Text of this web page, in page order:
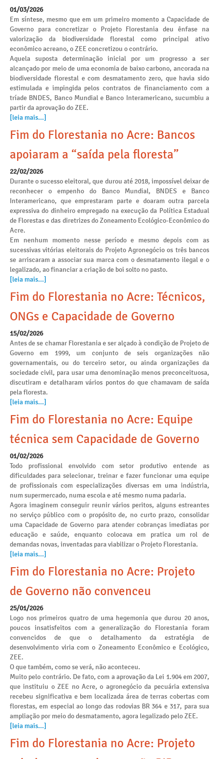
01/03/2026
Em síntese, mesmo que em um primeiro momento a Capacidade de
Governo para concretizar o Projeto Florestania deu ênfase na
valorização da biodiversidade florestal como principal ativo
econômico acreano, o ZEE concretizou o contrário.
Aquela suposta determinação inicial por um progresso a ser
alcançado por meio de uma economia de baixo carbono, ancorada na
biodiversidade florestal e com desmatamento zero, que havia sido
estimulada e impingida pelos contratos de financiamento com a
tríade BNDES, Banco Mundial e Banco Interamericano, sucumbiu a
partir da aprovação do ZEE.
[leia mais...]
Fim do Florestania no Acre: Bancos
apoiaram a “saída pela floresta”
22/02/2026
Durante o sucesso eleitoral, que durou até 2018, impossível deixar de
reconhecer o empenho do Banco Mundial, BNDES e Banco
Interamericano, que emprestaram parte e doaram outra parcela
expressiva do dinheiro empregado na execução da Política Estadual
de Florestas e das diretrizes do Zoneamento Ecológico-Econômico do
Acre.
Em nenhum momento nesse período e mesmo depois com as
sucessivas vitórias eleitorais do Projeto Agronegócio os três bancos
se arriscaram a associar sua marca com o desmatamento ilegal e o
legalizado, ao financiar a criação de boi solto no pasto.
[leia mais...]
Fim do Florestania no Acre: Técnicos,
ONGs e Capacidade de Governo
15/02/2026
Antes de se chamar Florestania e ser alçado à condição de Projeto de
Governo em 1999, um conjunto de seis organizações não
governamentais, ou do terceiro setor, ou ainda organizações da
sociedade civil, para usar uma denominação menos preconceituosa,
discutiram e detalharam vários pontos do que chamavam de saída
pela floresta.
[leia mais...]
Fim do Florestania no Acre: Equipe
técnica sem Capacidade de Governo
01/02/2026
Todo profissional envolvido com setor produtivo entende as
dificuldades para selecionar, treinar e fazer funcionar uma equipe
de profissionais com especializações diversas em uma indústria,
num supermercado, numa escola e até mesmo numa padaria.
Agora imaginem conseguir reunir vários peritos, alguns estreantes
no serviço público com o propósito de, no curto prazo, consolidar
uma Capacidade de Governo para atender cobranças imediatas por
educação e saúde, enquanto colocava em pratica um rol de
demandas novas, inventadas para viabilizar o Projeto Florestania.
[leia mais...]
Fim do Florestania no Acre: Projeto
de Governo não convenceu
25/01/2026
Logo nos primeiros quatro de uma hegemonia que durou 20 anos,
poucos insatisfeitos com a generalização do Florestania foram
convencidos de que o detalhamento da estratégia de
desenvolvimento viria com o Zoneamento Econômico e Ecológico,
ZEE.
O que também, como se verá, não aconteceu.
Muito pelo contrário. De fato, com a aprovação da Lei 1.904 em 2007,
que instituiu o ZEE no Acre, o agronegócio da pecuária extensiva
recebeu significativa e bem localizada área de terras cobertas com
florestas, em especial ao longo das rodovias BR 364 e 317, para sua
ampliação por meio do desmatamento, agora legalizado pelo ZEE.
[leia mais...]
Fim do Florestania no Acre: Projeto